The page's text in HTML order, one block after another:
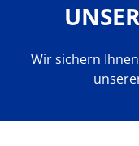
Wir sichern